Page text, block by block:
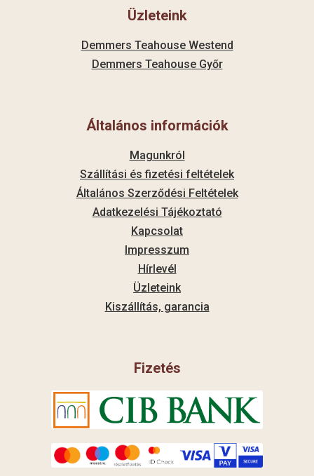
Üzleteink
Demmers Teahouse Westend
Demmers Teahouse Győr
Általános információk
Magunkról
Szállítási és fizetési feltételek
Általános Szerződési Feltételek
Adatkezelési Tájékoztató
Kapcsolat
Impresszum
Hírlevél
Üzleteink
Kiszállítás, garancia
Fizetés